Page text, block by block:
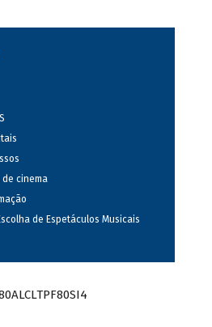
de cinema
de Espetáculos Musicais